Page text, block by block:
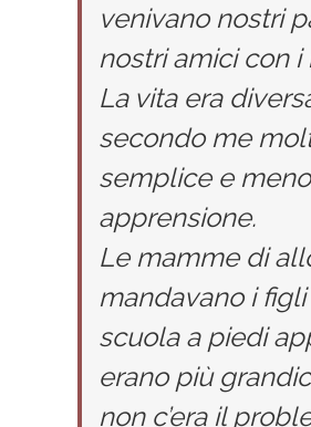
venivano nostri
nostri amici con i
La vita era
secondo me
semplice e
apprensione.
Le mamme di
mandavano i figli
scuola a piedi
erano più
non c’era il